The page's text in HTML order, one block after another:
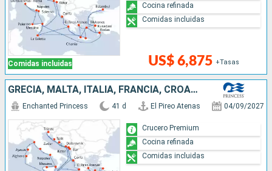
Comidas incluidas US$ 6,875 +Tasas
Cocina refinada
Comidas incluidas
GRECIA, MALTA, ITALIA, FRANCIA, CROACIA, MONTENEGRO, TURQUÍA
Enchanted Princess 41 d El Pireo Atenas 04/09/2027
Crucero Premium
Cocina refinada
Comidas incluidas